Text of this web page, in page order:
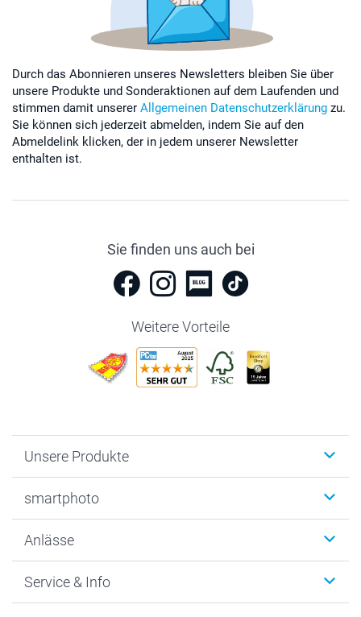
Durch das Abonnieren unseres Newsletters bleiben Sie über
unsere Produkte und Sonderaktionen auf dem Laufenden und
stimmen damit unserer Allgemeinen Datenschutzerklärung zu.
Sie können sich jederzeit abmelden, indem Sie auf den
Abmeldelink klicken, der in jedem unserer Newsletter
enthalten ist.
Sie finden uns auch bei
Weitere Vorteile
Unsere Produkte
Fotogeschenke
MyNameBook
Fotoabzüge, Fotos als Buch & Poster
smartphoto
Warum smartphoto
Datenschutz
Anlässe
Neujahr
Service & Info